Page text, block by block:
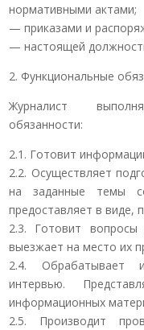
нормативными актами;
— приказами и
— настоящей
2. Функциональные
Журналист
обязанности:
2.1. Готовит
2.2. Осуществляет
на заданные темы
предоставляет в виде,
2.3. Готовит вопросы
выезжает на место их
2.4. Обрабатывает
интервью.
информационных
2.5. Производит